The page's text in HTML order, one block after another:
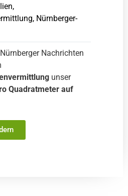
,
, Nürnberger-
Nachrichten
unser
Quadratmeter auf